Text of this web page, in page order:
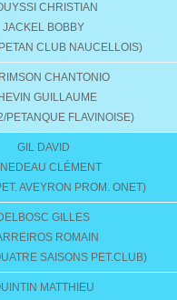
CHRISTIAN
JACKEL BOBBY
CLUB NAUCELLOIS)
CHANTONIO
GUILLAUME
PETANQUE FLAVINOISE)
GIL DAVID
CLÉMENT
AVEYRON PROM. ONET)
GILLES
ROMAIN
SAISONS PET.CLUB)
MATTHIEU